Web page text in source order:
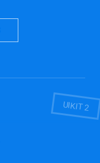
UIKIT 2